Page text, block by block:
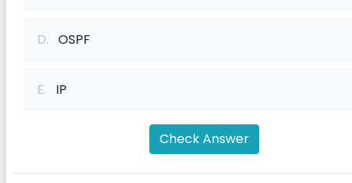
D. OSPF
E. IP
Check Answer